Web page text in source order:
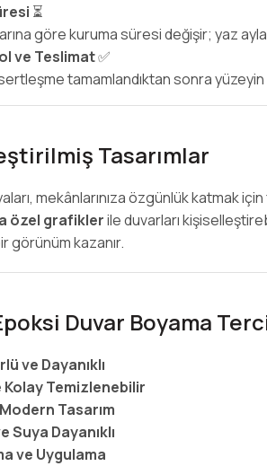
⏳
göre kuruma süresi değişir; yaz
ve Teslimat✅
tamamlandıktan sonra
Tasarımlar
mekânlarınıza özgünlük katmak
özel grafiklerile duvarları
görünüm kazanır.
Duvar Boyama
ve Dayanıklı
Kolay Temizlenebilir
Tasarım
Suya Dayanıklı
ve Uygulama